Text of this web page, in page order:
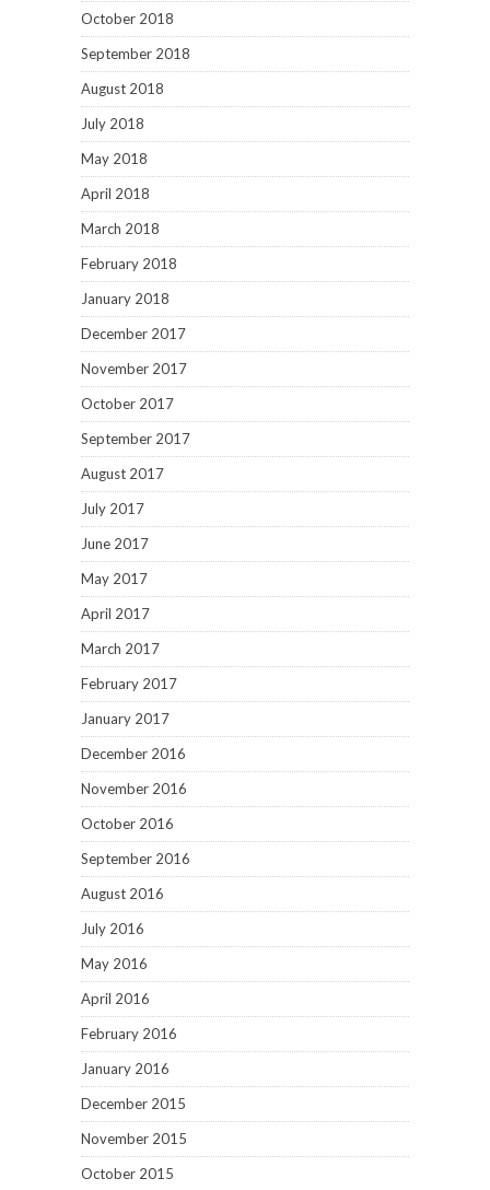
October 2018
September 2018
August 2018
July 2018
May 2018
April 2018
March 2018
February 2018
January 2018
December 2017
November 2017
October 2017
September 2017
August 2017
July 2017
June 2017
May 2017
April 2017
March 2017
February 2017
January 2017
December 2016
November 2016
October 2016
September 2016
August 2016
July 2016
May 2016
April 2016
February 2016
January 2016
December 2015
November 2015
October 2015